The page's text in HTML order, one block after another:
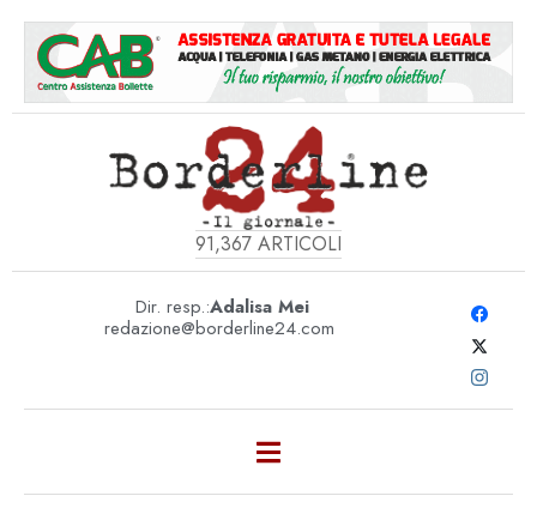
91,367 ARTICOLI
Dir. resp.:Adalisa Mei
redazione@borderline24.com